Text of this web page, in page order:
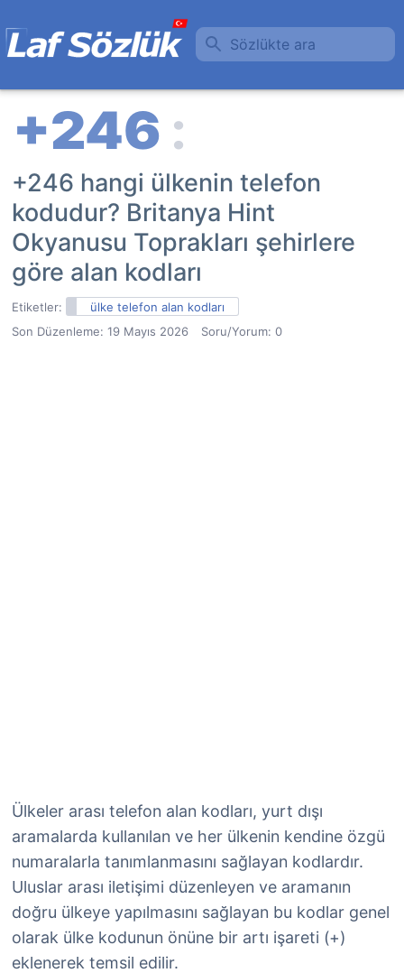
Sözlükte ara
+246 hangi ülkenin telefon
kodudur? Britanya Hint
Okyanusu Toprakları şehirlere
göre alan kodları
Etiketler:
ülke telefon alan kodları
Son Düzenleme: 19 Mayıs 2026 Soru/Yorum: 0
Ülkeler arası telefon alan kodları, yurt dışı
aramalarda kullanılan ve her ülkenin kendine özgü
numaralarla tanımlanmasını sağlayan kodlardır.
Uluslar arası iletişimi düzenleyen ve aramanın
doğru ülkeye yapılmasını sağlayan bu kodlar genel
olarak ülke kodunun önüne bir artı işareti (+)
eklenerek temsil edilir.